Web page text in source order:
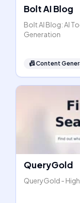
Bolt AI Blog
Bolt AI Blog: AI
Generation
📠Content
QueryGold
QueryGold -